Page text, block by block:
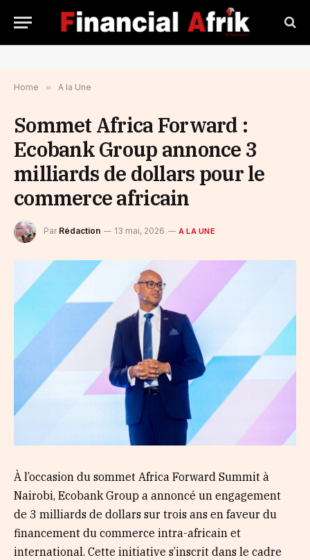
Home » A la Une
Sommet Africa Forward :
Ecobank Group annonce 3
milliards de dollars pour le
commerce africain
Par Rédaction 13 mai, 2026 A LA UNE
À l’occasion du sommet Africa Forward Summit à
Nairobi, Ecobank Group a annoncé un engagement
de 3 milliards de dollars sur trois ans en faveur du
financement du commerce intra-africain et
international. Cette initiative s’inscrit dans le cadre